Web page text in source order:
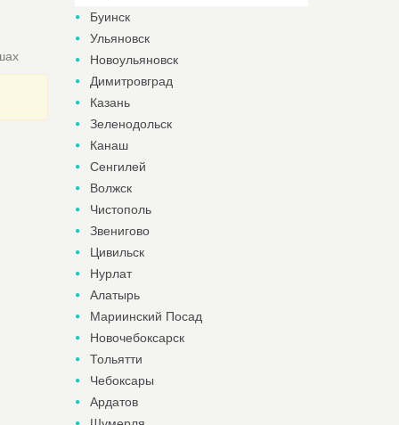
Буинск
Ульяновск
Новоульяновск
Димитровград
Казань
Зеленодольск
Канаш
Сенгилей
Волжск
Чистополь
Звенигово
Цивильск
Нурлат
Алатырь
Мариинский Посад
Новочебоксарск
Тольятти
Чебоксары
Ардатов